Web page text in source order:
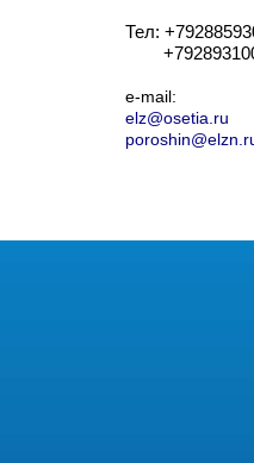
Тел:
е-mail:
elz@osetia.ru
poroshin